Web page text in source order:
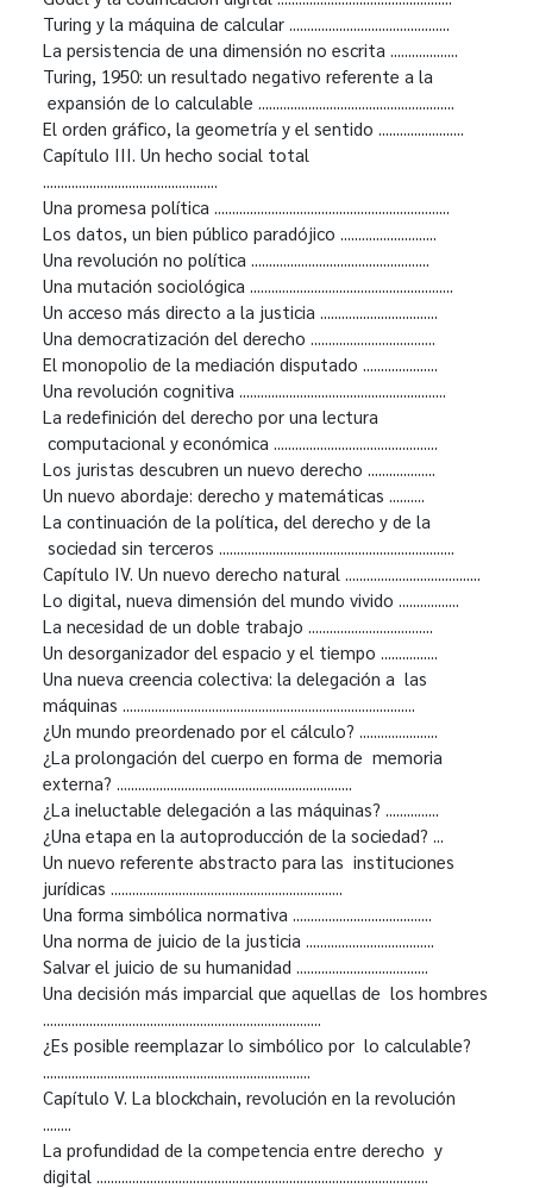
Turing y la máquina de calcular .............................................
La persistencia de una dimensión no escrita ...................
Turing, 1950: un resultado negativo referente a la
expansión de lo calculable .......................................................
El orden gráfico, la geometría y el sentido ........................
Capítulo III. Un hecho social total
Una promesa política ..................................................................
Los datos, un bien público paradójico ...........................
Una revolución no política ..................................................
Una mutación sociológica .........................................................
Un acceso más directo a la justicia .................................
Una democratización del derecho ...................................
El monopolio de la mediación disputado .....................
Una revolución cognitiva ..........................................................
La redefinición del derecho por una lectura
computacional y económica ..............................................
Los juristas descubren un nuevo derecho ...................
Un nuevo abordaje: derecho y matemáticas ..........
La continuación de la política, del derecho y de la
sociedad sin terceros ..................................................................
Capítulo IV. Un nuevo derecho natural ......................................
Lo digital, nueva dimensión del mundo vivido .................
La necesidad de un doble trabajo ...................................
Un desorganizador del espacio y el tiempo ................
Una nueva creencia colectiva: la delegación a las
máquinas ..................................................................................
¿Un mundo preordenado por el cálculo? ......................
¿La prolongación del cuerpo en forma de memoria
externa? ..................................................................
¿La ineluctable delegación a las máquinas? ...............
¿Una etapa en la autoproducción de la sociedad? ...
Un nuevo referente abstracto para las instituciones
jurídicas .................................................................
Una forma simbólica normativa .......................................
Una norma de juicio de la justicia ....................................
Salvar el juicio de su humanidad .....................................
Una decisión más imparcial que aquellas de los hombres
¿Es posible reemplazar lo simbólico por lo calculable?
Capítulo V. La blockchain, revolución en la revolución
La profundidad de la competencia entre derecho y
digital .............................................................................................